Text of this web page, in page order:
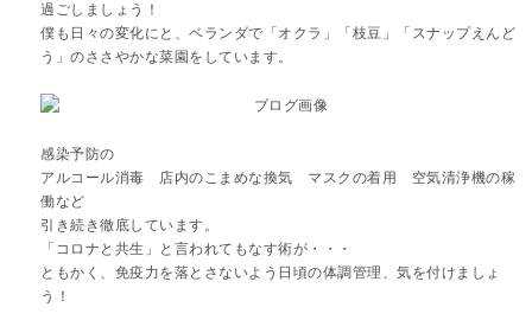
過ごしましょう！
僕も日々の変化にと、ベランダで「オクラ」「枝豆」「スナップえんど
う」のささやかな菜園をしています。
感染予防の
アルコール消毒 店内のこまめな換気 マスクの着用 空気清浄機の稼
働など
引き続き徹底しています。
「コロナと共生」と言われてもなす術が・・・
ともかく、免疫力を落とさないよう日頃の体調管理、気を付けましょ
う！